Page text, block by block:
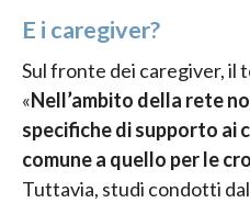
E i caregiver?
Sul fronte dei caregiver, il
«Nell’ambito della rete
specifiche di supporto ai
comune a quello per le
Tuttavia, studi condotti